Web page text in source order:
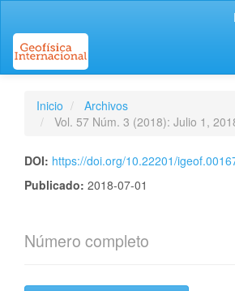
Contenido
principal
Barra
Inicio
Archivos
Vol. 57 Núm. 3 (2018): Julio 1,
DOI: https://doi.org/10.22201/
Publicado: 2018-07-01
Número completo